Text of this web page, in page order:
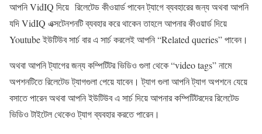
আপনি VidIQ দিয়ে রিলেটেড কীওয়ার্ড পাবেন ট্যাগে ব্যবহারের জন্য অথবা আপনি
যদি VidIQ এক্সটেনশনটি ব্যবহার করে থাকেন তাহলে আপনার কীওয়ার্ড দিয়ে
Youtube ইউটিউব সার্চ বার এ সার্চ করলেই আপনি “Related queries” পাবেন।
অথবা আপনি ট্যাগের জন্য কম্পিটিটর ভিডিও গুলা থেকে “video tags” নামে
অপশনটিতে রিলেটেড ট্যাগগুলা পেয়ে যাবেন। ট্যাগ গুলা আপনি ট্যাগ অপশনে যেয়ে
বসাতে পারেন অথবা আপনি ইউটিউব এ সার্চ দিয়ে আপনার কম্পিটিটরদের রিলেটেড
ভিডিও টাইটেল থেকেও ট্যাগ ব্যবহার করতে পারেন।